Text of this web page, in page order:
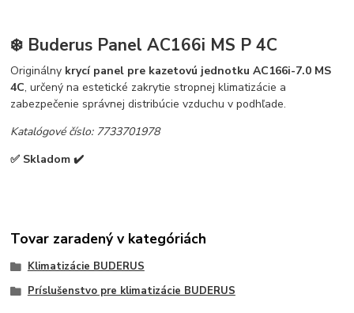
❄️ Buderus Panel AC166i MS P 4C
Originálny krycí panel pre kazetovú jednotku AC166i-7.0 MS
4C, určený na estetické zakrytie stropnej klimatizácie a
zabezpečenie správnej distribúcie vzduchu v podhľade.
Katalógové číslo: 7733701978
✅ Skladom ✔️
Tovar zaradený v kategóriách
Klimatizácie BUDERUS
Príslušenstvo pre klimatizácie BUDERUS